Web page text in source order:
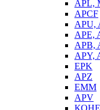
APL,
APCF
APU,
APE,
APB,
APY,
EPK
APZ
EMM
APV